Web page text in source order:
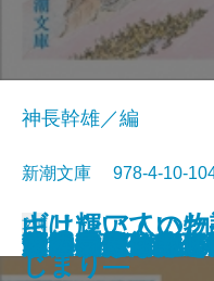
サキの忘れ物
沙林 偽りの王
沙林 偽りの王
舞姫
キリング・ヒル
ウナギが故郷
金春屋ゴメス
夏の約束、水の
母影
山は輝いてい
十三人の断章―
神長幹雄／編
新潮文庫 978-4-10-
文庫
凜と咲け―家
ギリシア人の
じまり―
芽吹長屋仕合
湖の女たち
脳はみんな病
ひとすじの光
すべてはエマ
幽世の薬剤師4
とわの庭
この気持ちも